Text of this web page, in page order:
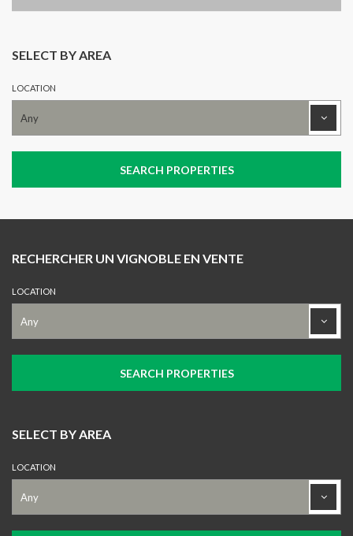
SELECT BY AREA
LOCATION
RECHERCHER UN VIGNOBLE EN VENTE
LOCATION
SELECT BY AREA
LOCATION